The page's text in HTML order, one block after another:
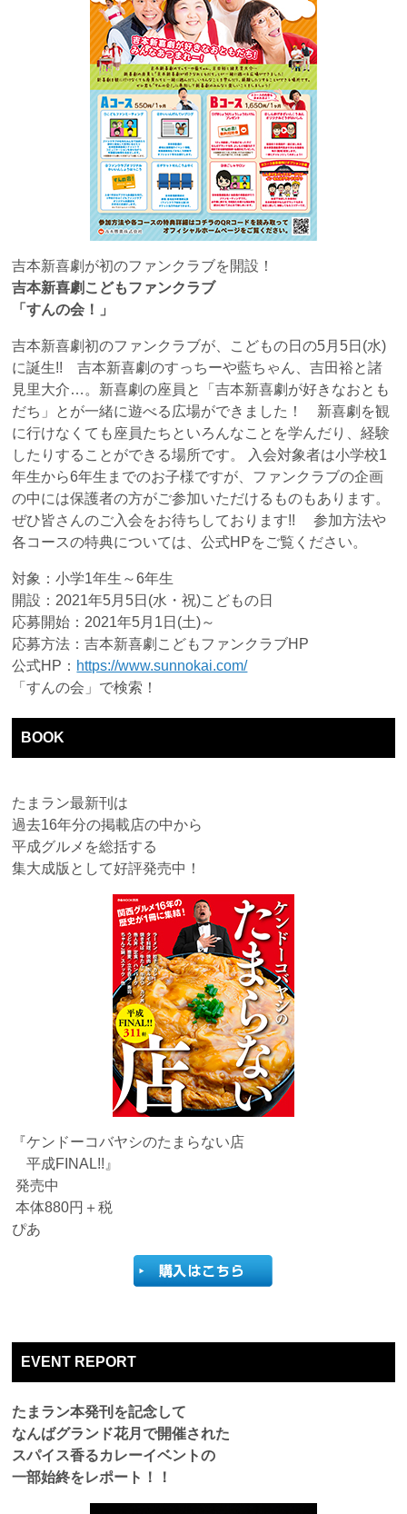
吉本新喜劇が初のファンクラブを開設！
吉本新喜劇こどもファンクラブ
「すんの会！」
吉本新喜劇初のファンクラブが、こどもの日の5月5日(水)
に誕生!! 吉本新喜劇のすっちーや藍ちゃん、吉田裕と諸
見里大介…。新喜劇の座員と「吉本新喜劇が好きなおとも
だち」とが一緒に遊べる広場ができました！ 新喜劇を観
に行けなくても座員たちといろんなことを学んだり、経験
したりすることができる場所です。 入会対象者は小学校1
年生から6年生までのお子様ですが、ファンクラブの企画
の中には保護者の方がご参加いただけるものもあります。
ぜひ皆さんのご入会をお待ちしております!! 参加方法や
各コースの特典については、公式HPをご覧ください。
対象：小学1年生～6年生
開設：2021年5月5日(水・祝)こどもの日
応募開始：2021年5月1日(土)～
応募方法：吉本新喜劇こどもファンクラブHP
公式HP： https://www.sunnokai.com/
「すんの会」で検索！
BOOK
たまラン最新刊は
過去16年分の掲載店の中から
平成グルメを総括する
集大成版として好評発売中！
『ケンドーコバヤシのたまらない店
平成FINAL!!』
発売中
本体880円＋税
ぴあ
EVENT REPORT
たまラン本発刊を記念して
なんばグランド花月で開催された
スパイス香るカレーイベントの
一部始終をレポート！！